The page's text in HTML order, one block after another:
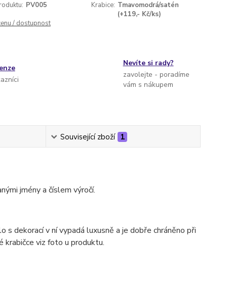
PV005 Krabice: Tmavomodrá/satén
(+119,- Kč/ks)
/ dostupnost
Nevíte si rady?
zavolejte - poradíme
vám s nákupem
Související zboží 1
jmény a číslem výročí.
s dekorací v ní vypadá luxusně a je dobře chráněno při
krabičce viz foto u produktu.